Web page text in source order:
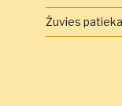
Žuvies